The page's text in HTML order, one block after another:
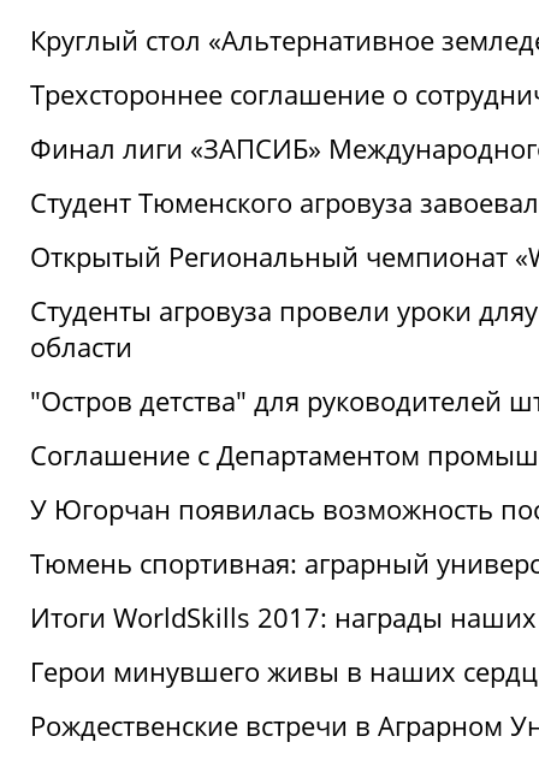
Круглый стол «Альтернативное
Трехстороннее соглашение о
Финал лиги «ЗАПСИБ»
Студент Тюменского агровуза
Открытый Региональный чемпионат
Студенты агровуза провели уроки
области
"Остров детства" для руководителей
Соглашение с Департаментом
У Югорчан появилась возможность
Тюмень спортивная: аграрный
Итоги WorldSkills 2017: награды наших
Герои минувшего живы в наших
Рождественские встречи в Аграрном